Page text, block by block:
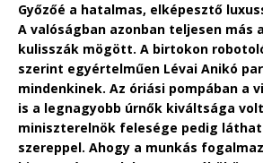
Győzőé a hatalmas, elképesztő
A valóságban azonban teljesen más
kulisszák mögött. A birtokon
szerint egyértelműen Lévai Anikó
mindenkinek. Az óriási pompában a
is a legnagyobb úrnők kiváltsága
miniszterelnök felesége pedig
szereppel. Ahogy a munkás